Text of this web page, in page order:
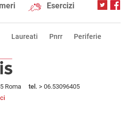
Esercizi
Laureati Pnrr Periferie
Roma tel. > 06.53096405